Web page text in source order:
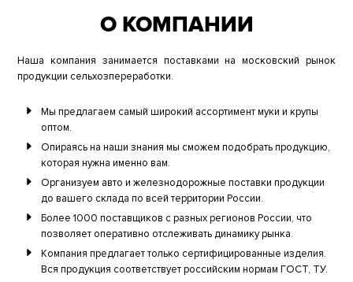
О КОМПАНИИ
Наша компания занимается поставками на московский рынок
продукции сельхозпереработки.
Мы предлагаем самый широкий ассортимент муки и крупы
оптом.
Опираясь на наши знания мы сможем подобрать продукцию,
которая нужна именно вам.
Организуем авто и железнодорожные поставки продукции
до вашего склада по всей территории России.
Более 1000 поставщиков с разных регионов России, что
позволяет оперативно отслеживать динамику рынка.
Компания предлагает только сертифицированные изделия.
Вся продукция соответствует российским нормам ГОСТ, ТУ.